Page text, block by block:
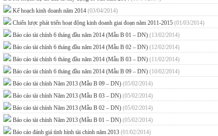
Kế hoạch kinh doanh năm 2014 (03/04/2014)
Chiến lược phát triển hoạt động kinh doanh giai đoạn năm 2011-2015 (01/03/2014)
Báo cáo tài chính 6 tháng đầu năm 2014 (Mẫu B 01 – DN) (13/02/2014)
Báo cáo tài chính 6 tháng đầu năm 2014 (Mẫu B 02 – DN) (12/02/2014)
Báo cáo tài chính 6 tháng đầu năm 2014 (Mẫu B 03 – DN) (11/02/2014)
Báo cáo tài chính 6 tháng đầu năm 2014 (Mẫu B 09 – DN) (10/02/2014)
Báo cáo tài chính Năm 2013 (Mẫu B 09 – DN) (05/02/2014)
Báo cáo tài chính Năm 2013 (Mẫu B 03 – DN) (05/02/2014)
Báo cáo tài chính Năm 2013 (Mẫu B 02 – DN) (05/02/2014)
Báo cáo tài chính Năm 2013 (Mẫu B 01 – DN) (05/02/2014)
Báo cáo đánh giá tình hình tài chính năm 2013 (01/02/2014)